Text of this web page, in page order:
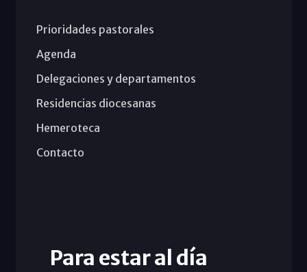
Prioridades pastorales
Agenda
Delegaciones y departamentos
Residencias diocesanas
Hemeroteca
Contacto
Para estar al día